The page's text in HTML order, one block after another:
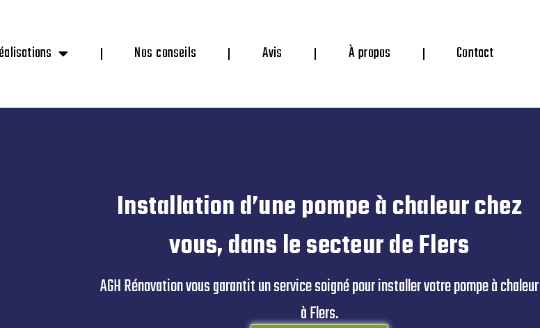
Nos conseils Avis À propos Contact
Installation d’une pompe à chaleur chez
vous, dans le secteur de Flers
AGH Rénovation vous garantit un service soigné pour installer votre pompe à chaleur
à Flers.